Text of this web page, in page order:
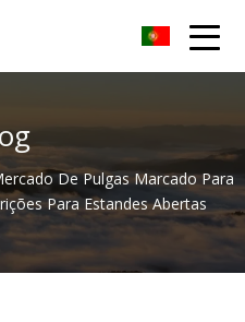
De Pulgas Marcado Para
Para Estandes Abertas